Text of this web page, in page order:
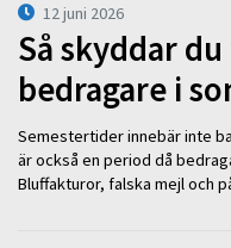
12 juni 2026
Så skyddar
bedragare i
Semestertider innebär inte
är också en period då
Bluffakturor, falska mejl och